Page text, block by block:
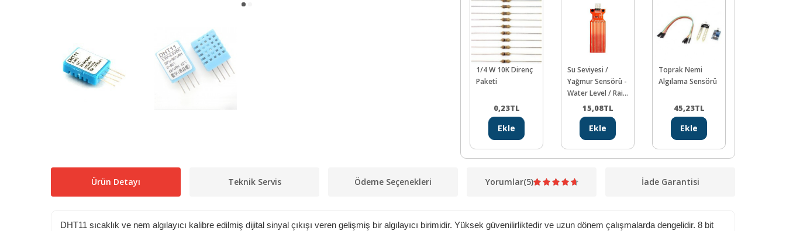
1/4 W 10K Direnç
Paketi
0,23TL
Ekle
Su Seviyesi /
Yağmur Sensörü -
Water Level / Rain
Sensor15,08TL
Ekle
Toprak Nemi
Algılama Sensörü
45,23TL
Ekle
Ürün Detayı Teknik Servis Ödeme Seçenekleri Yorumlar(5) İade Garantisi
DHT11 sıcaklık ve nem algılayıcı kalibre edilmiş dijital sinyal çıkışı veren gelişmiş bir algılayıcı birimidir. Yüksek güvenilirliktedir ve uzun dönem çalışmalarda dengelidir. 8 bit